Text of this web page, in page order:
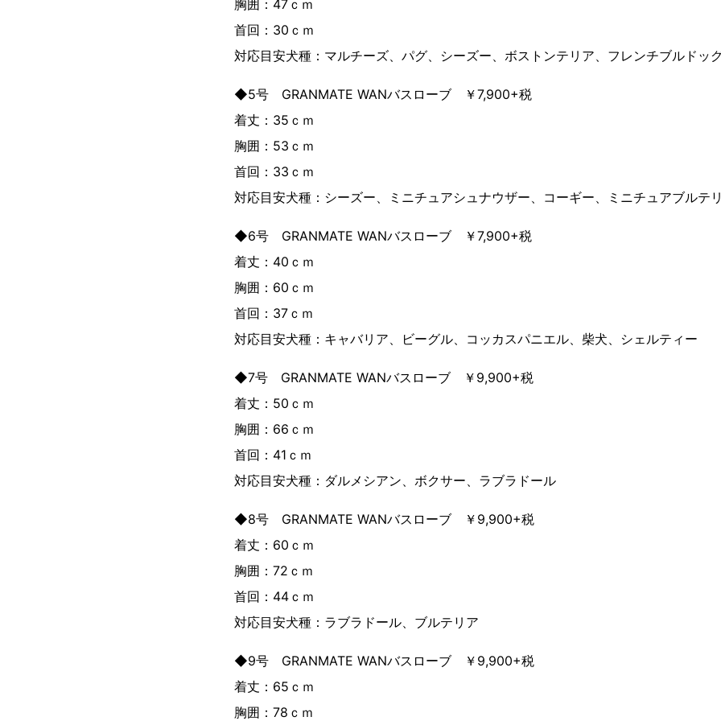
胸囲：47ｃｍ
首回：30ｃｍ
対応目安犬種：マルチーズ、パグ、シーズー、ボストンテリア、フレンチブルドッ
◆5号 GRANMATE WANバスローブ ￥7,900+税
着丈：35ｃｍ
胸囲：53ｃｍ
首回：33ｃｍ
対応目安犬種：シーズー、ミニチュアシュナウザー、コーギー、ミニチュアブルテ
◆6号 GRANMATE WANバスローブ ￥7,900+税
着丈：40ｃｍ
胸囲：60ｃｍ
首回：37ｃｍ
対応目安犬種：キャバリア、ビーグル、コッカスパニエル、柴犬、シェルティー
◆7号 GRANMATE WANバスローブ ￥9,900+税
着丈：50ｃｍ
胸囲：66ｃｍ
首回：41ｃｍ
対応目安犬種：ダルメシアン、ボクサー、ラブラドール
◆8号 GRANMATE WANバスローブ ￥9,900+税
着丈：60ｃｍ
胸囲：72ｃｍ
首回：44ｃｍ
対応目安犬種：ラブラドール、ブルテリア
◆9号 GRANMATE WANバスローブ ￥9,900+税
着丈：65ｃｍ
胸囲：78ｃｍ